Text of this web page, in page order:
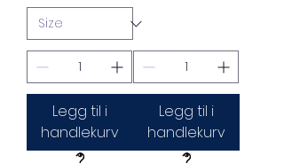
Legg til i
handlekurv
Legg til i
handlekurv